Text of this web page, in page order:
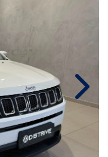
Next